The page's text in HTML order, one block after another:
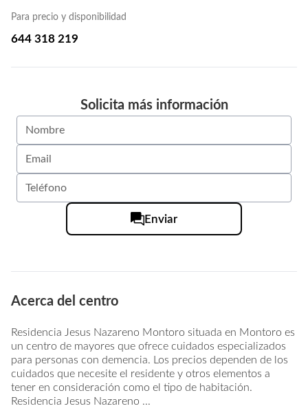
Para precio y disponibilidad
644 318 219
Solicita más información
Enviar
Acerca del centro
Residencia Jesus Nazareno Montoro situada en Montoro es
un centro de mayores que ofrece cuidados especializados
para personas con demencia. Los precios dependen de los
cuidados que necesite el residente y otros elementos a
tener en consideración como el tipo de habitación.
Residencia Jesus Nazareno ...